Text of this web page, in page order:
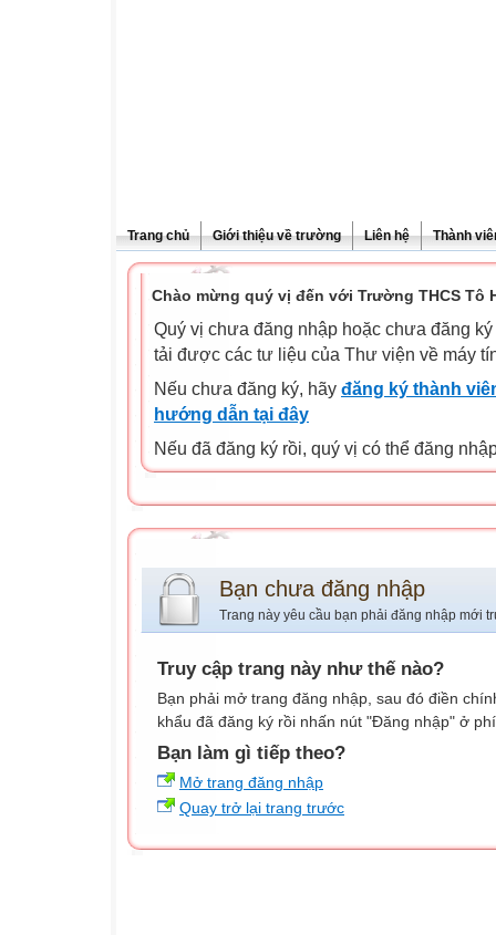
Trang chủ Giới thiệu về trường Liên hệ Thành
Chào mừng quý vị đến với Trường THCS Tô
Quý vị chưa đăng nhập hoặc chưa đăng
tải được các tư liệu của Thư viện về máy
Nếu chưa đăng ký, hãy đăng ký thành
hướng dẫn tại đây
Nếu đã đăng ký rồi, quý vị có thể đăng
Bạn chưa đăng nhập
Trang này yêu cầu bạn phải đăng nhập mới
Truy cập trang này như thế nào?
Bạn phải mở trang đăng nhập, sau đó điền
khẩu đã đăng ký rồi nhấn nút "Đăng nhập" ở
Bạn làm gì tiếp theo?
Mở trang đăng nhập
Quay trở lại trang trước